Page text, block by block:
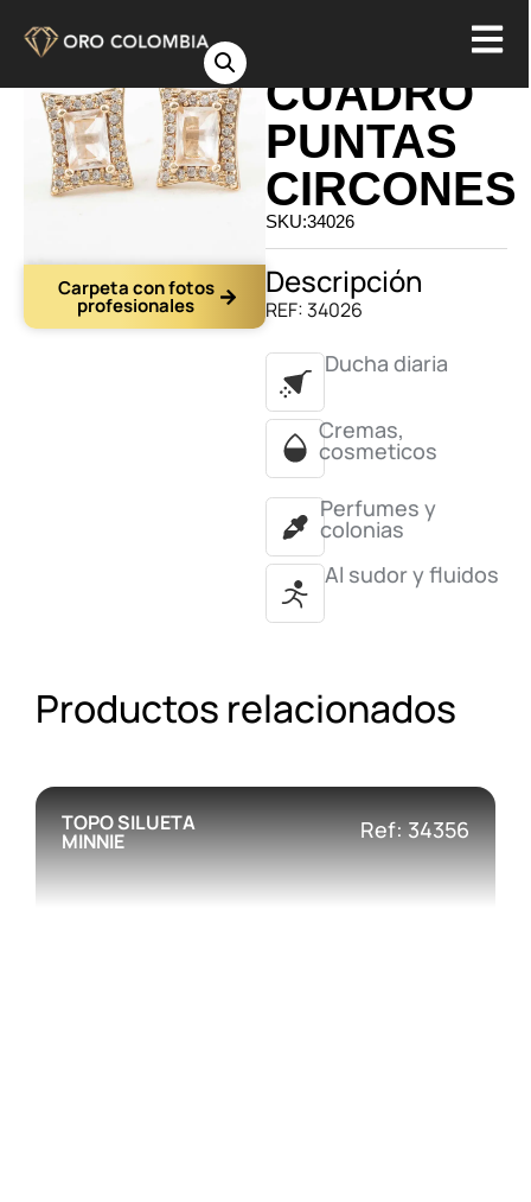
Carpeta con fotos
profesionales
CUADRO
PUNTAS
CIRCONES
SKU:34026
Descripción
REF: 34026
Ducha diaria
Cremas,
cosmeticos
Perfumes y
colonias
Al sudor y fluidos
Productos relacionados
TOPO SILUETA
MINNIE Ref: 34356